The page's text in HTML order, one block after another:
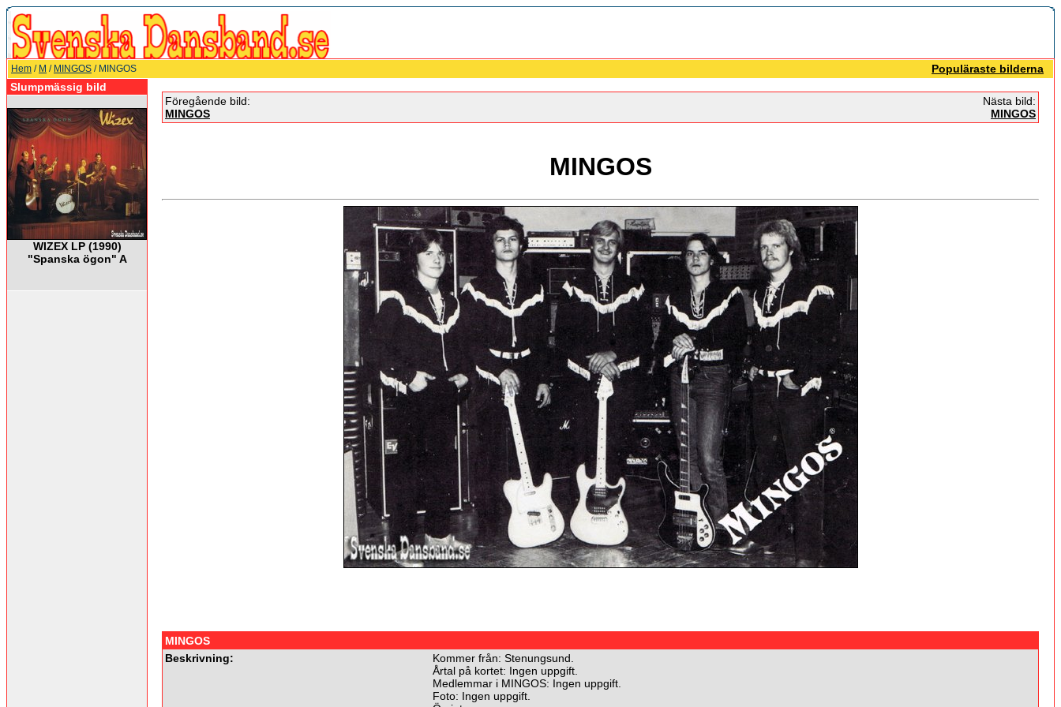
Hem / M / MINGOS / MINGOS
Populäraste bilderna
Slumpmässig bild
WIZEX LP (1990)
"Spanska ögon" A
Föregående bild:
MINGOS
Nästa bild:
MINGOS
MINGOS
MINGOS
Beskrivning:
Kommer från: Stenungsund.
Årtal på kortet: Ingen uppgift.
Medlemmar i MINGOS: Ingen uppgift.
Foto: Ingen uppgift.